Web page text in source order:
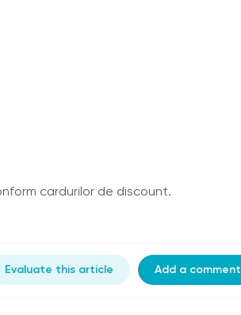
cardurilor de discount.
Evaluate this article Add a comment